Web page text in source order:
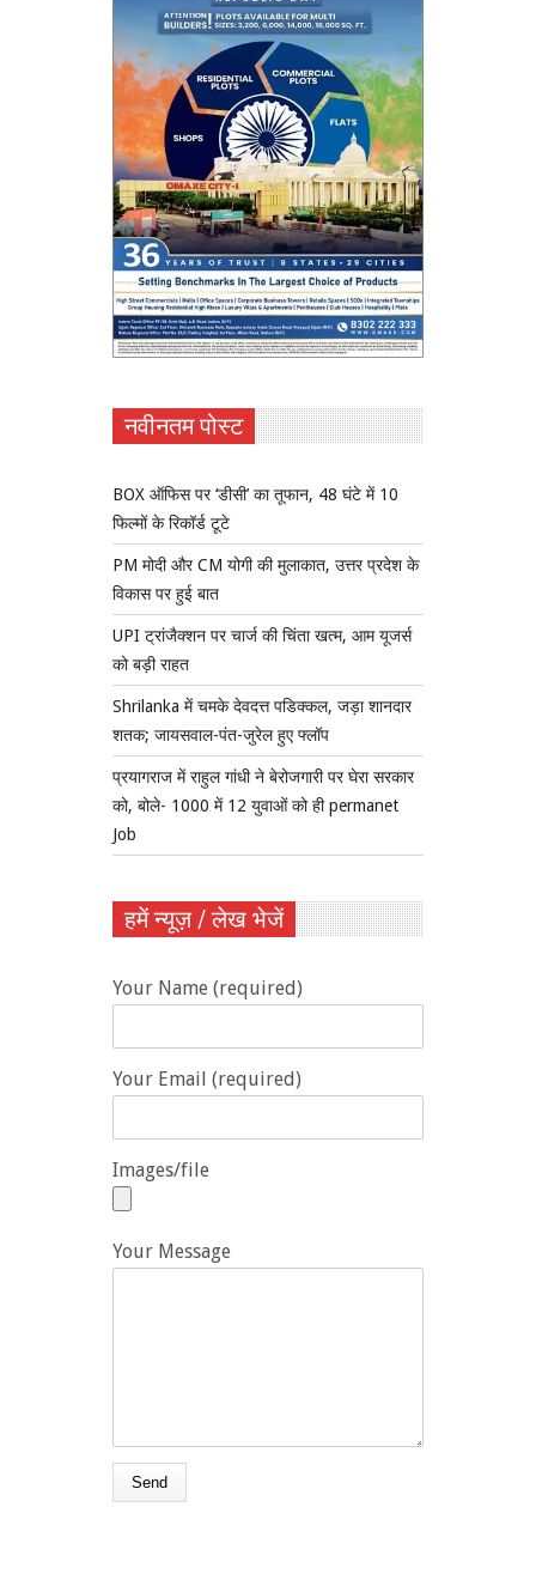
नवीनतम पोस्ट
BOX ऑफिस पर ‘डीसी’ का तूफान, 48 घंटे में 10
फिल्मों के रिकॉर्ड टूटे
PM मोदी और CM योगी की मुलाकात, उत्तर प्रदेश के
विकास पर हुई बात
UPI ट्रांजैक्शन पर चार्ज की चिंता खत्म, आम यूजर्स
को बड़ी राहत
Shrilanka में चमके देवदत्त पडिक्कल, जड़ा शानदार
शतक; जायसवाल-पंत-जुरेल हुए फ्लॉप
प्रयागराज में राहुल गांधी ने बेरोजगारी पर घेरा सरकार
को, बोले- 1000 में 12 युवाओं को ही permanet
Job
हमें न्यूज़ / लेख भेजें
Your Name (required)
Your Email (required)
Images/file
Your Message